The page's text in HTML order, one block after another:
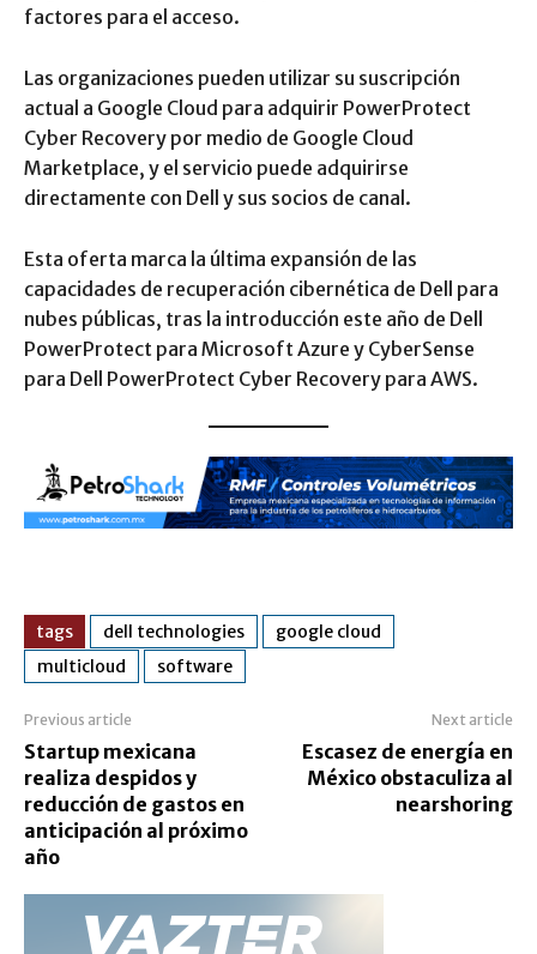
factores para el acceso.
Las organizaciones pueden utilizar su suscripción
actual a Google Cloud para adquirir PowerProtect
Cyber Recovery por medio de Google Cloud
Marketplace, y el servicio puede adquirirse
directamente con Dell y sus socios de canal.
Esta oferta marca la última expansión de las
capacidades de recuperación cibernética de Dell para
nubes públicas, tras la introducción este año de Dell
PowerProtect para Microsoft Azure y CyberSense
para Dell PowerProtect Cyber Recovery para AWS.
tags dell technologies
google cloud
multicloud
software
Previous article
Startup mexicana
realiza despidos y
reducción de gastos en
anticipación al próximo
año
Next article
Escasez de energía en
México obstaculiza al
nearshoring